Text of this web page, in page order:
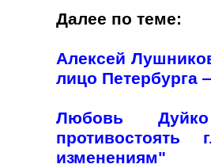
Далее по теме:
Алексей
лицо Петербурга
Любовь
противостоять
изменениям"